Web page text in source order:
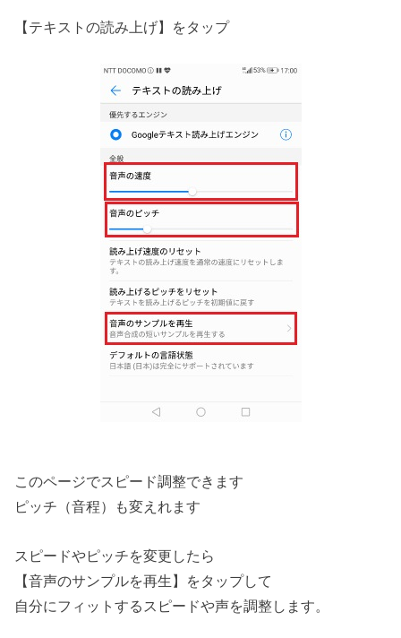
【テキストの読み上げ】をタップ
このページでスピード調整できます
ピッチ（音程）も変えれます
スピードやピッチを変更したら
【音声のサンプルを再生】をタップして
自分にフィットするスピードや声を調整します。